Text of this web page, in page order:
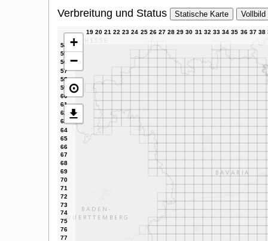
Verbreitung und Status Statische Karte Vollbild
+
−
⊙